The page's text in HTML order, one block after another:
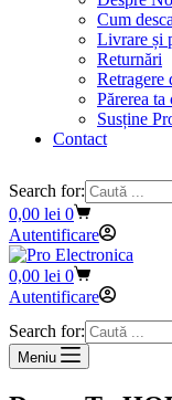
Cum
Livrare și
Returnări
Retragere
Părerea ta
Susține
Contact
Search for:
Coș
de
cumpărături
0,00 lei 0
Autentificare
Coș
de
0,00 lei 0
Autentificare
Search for:
Meniu